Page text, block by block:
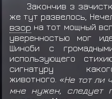
Закончив з
же тут развелось,
взор на тот мощный
уверенностью мог
Шиноби с
использующего
сигнатуру
животного. «Не тот ли
мне нужен, следует